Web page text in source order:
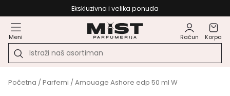
Ekskluzivna i velika ponuda
Meni Račun Korpa
Početna /Parfemi / Amouage Ashore edp 50 ml W